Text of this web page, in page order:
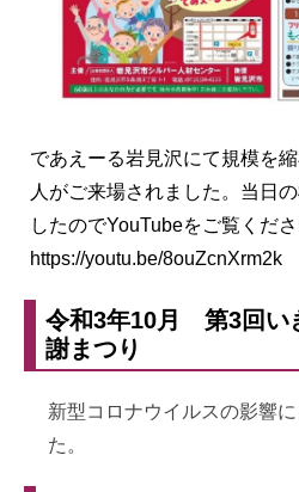
であえーる岩見沢にて規模を
人がご来場されました。当日
したのでYouTubeをご覧くださ
https://youtu.be/8ouZcnXrm2k
令和3年10月 第3回い
謝まつり
新型コロナウイルスの影響
た。